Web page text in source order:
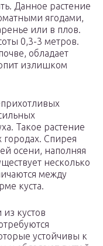
Данное растение
ягодами,
или в плов.
0,3-3 метров.
обладает
излишком
Такое растение
Спирея
осени, наполняя
несколько
между
куста.
кустов
устойчивы к